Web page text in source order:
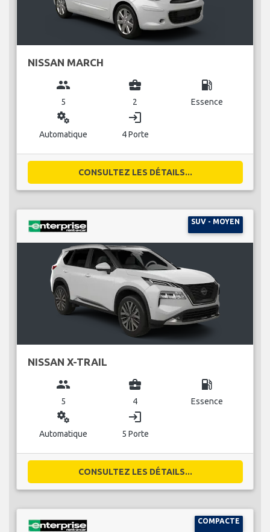
NISSAN MARCH
group
5
business_center
2
local_gas_station
Essence
miscellaneous_services
Automatique
login
4 Porte
CONSULTEZ LES DÉTAILS...
SUV - MOYEN
NISSAN X-TRAIL
group
5
business_center
4
local_gas_station
Essence
miscellaneous_services
Automatique
login
5 Porte
CONSULTEZ LES DÉTAILS...
COMPACTE